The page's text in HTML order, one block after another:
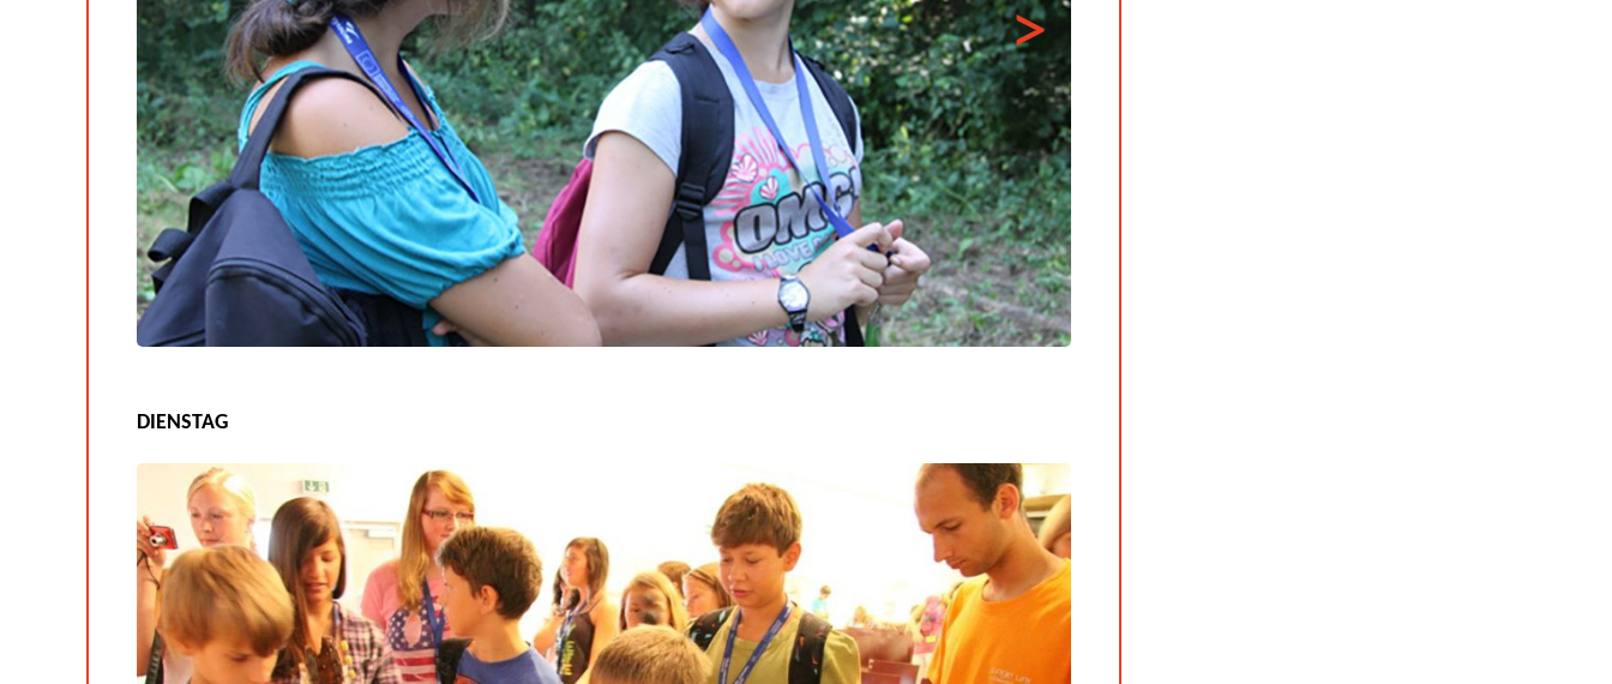
DIENSTAG